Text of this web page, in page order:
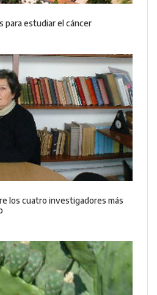
para estudiar el cáncer
los cuatro investigadores más